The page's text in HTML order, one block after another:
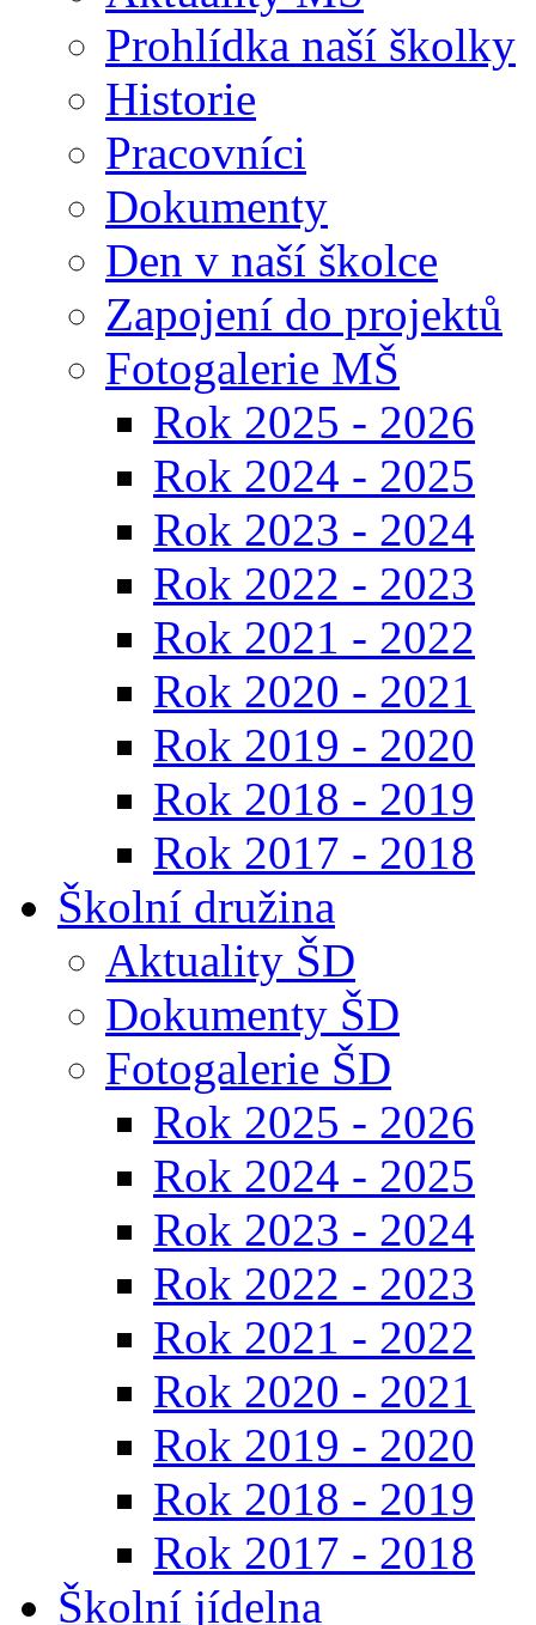
Prohlídka naší školky
Historie
Pracovníci
Dokumenty
Den v naší školce
Zapojení do projektů
Fotogalerie MŠ
Rok 2025 - 2026
Rok 2024 - 2025
Rok 2023 - 2024
Rok 2022 - 2023
Rok 2021 - 2022
Rok 2020 - 2021
Rok 2019 - 2020
Rok 2018 - 2019
Rok 2017 - 2018
Školní družina
Aktuality ŠD
Dokumenty ŠD
Fotogalerie ŠD
Rok 2025 - 2026
Rok 2024 - 2025
Rok 2023 - 2024
Rok 2022 - 2023
Rok 2021 - 2022
Rok 2020 - 2021
Rok 2019 - 2020
Rok 2018 - 2019
Rok 2017 - 2018
Školní jídelna